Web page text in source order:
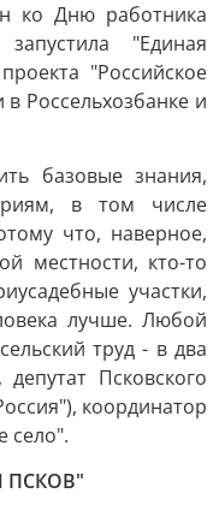
ко Дню работника
"Единая
"Российское
Россельхозбанке и
базовые знания,
в том числе
что, наверное,
местности, кто-то
участки,
лучше. Любой
труд - в два
Псковского
координатор
село".
ПСКОВ"